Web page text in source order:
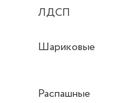
ЛДСП
Шариковые
Распашные